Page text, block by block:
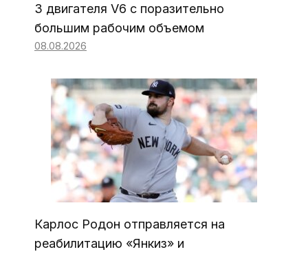
3 двигателя V6 с поразительно
большим рабочим объемом
08.08.2026
Карлос Родон отправляется на
реабилитацию «Янкиз» и